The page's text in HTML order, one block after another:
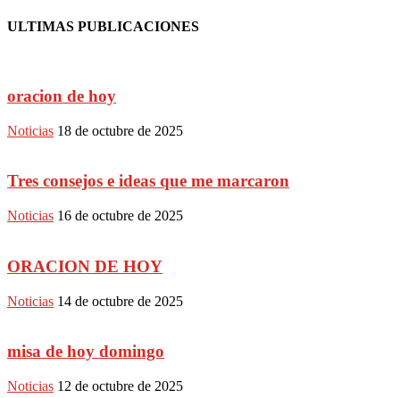
ULTIMAS PUBLICACIONES
oracion de hoy
Noticias 18 de octubre de 2025
Tres consejos e ideas que me marcaron
Noticias 16 de octubre de 2025
ORACION DE HOY
Noticias 14 de octubre de 2025
misa de hoy domingo
Noticias 12 de octubre de 2025